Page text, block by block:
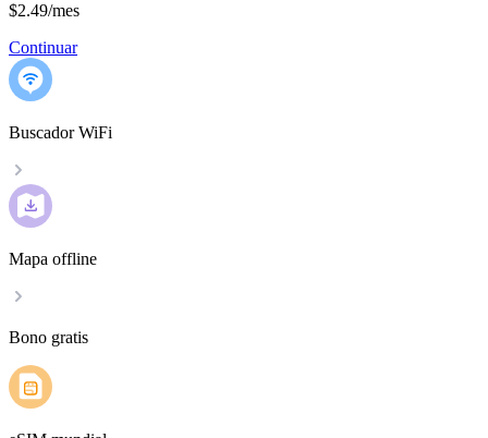
$2.49/mes
Continuar
Buscador WiFi
Mapa offline
Bono gratis